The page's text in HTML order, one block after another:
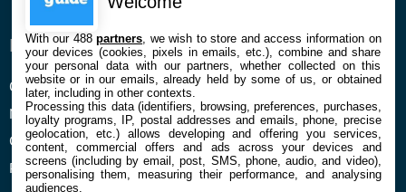
ENTREPRISE
Qui sommes nous
Mentions légales et CGU
Confidentialité et Cookies
Préférences cookies
À PROPOS
La rédaction
Contact
With our 488partners , we wish to store and access information on
your devices (cookies, pixels in emails, etc.), combine and share
your personal data with our partners, whether collected on this
website or in our emails, already held by some of us, or obtained
later, including in other contexts.
Processing this data (identifiers, browsing, preferences, purchases,
loyalty programs, IP, postal addresses and emails, phone, precise
geolocation, etc.) allows developing and offering you services,
content, commercial offers and ads across your devices and
screens (including by email, post, SMS, phone, audio, and video),
personalising them, measuring their performance, and analysing
audiences.